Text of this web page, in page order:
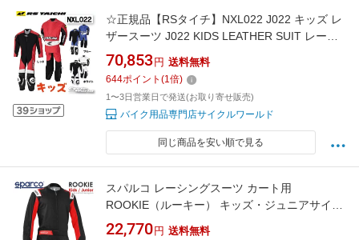
☆正規品【RSタイチ】NXL022 J022 キッズ レ
ザースーツ J022 KIDS LEATHER SUIT レース
用 つなぎ 革つなぎ アールエスタイチ
RSTAICHI レーシングスーツ【バイク用品】
70,853 円 送料無料
644ポイント (1倍)
1〜3日営業日で発送(お取り寄せ販売)
バイク用品専門店サイクルワールド
同じ商品を安い順で見る
スパルコ レーシングスーツ カート用
ROOKIE（ルーキー） キッズ・ジュニアサイズ
こども用 Sparco 2026年継続モデル
22,770 円 送料無料